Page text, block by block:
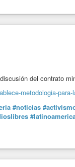
del contrato
metodologia-
#noticias